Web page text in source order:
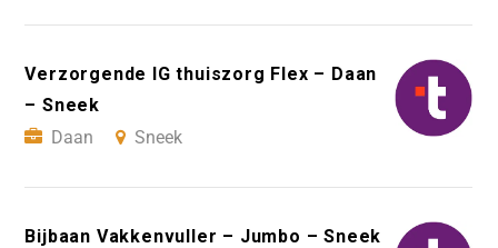
Verzorgende IG thuiszorg Flex – Daan
– Sneek
Daan
Sneek
Bijbaan Vakkenvuller – Jumbo – Sneek